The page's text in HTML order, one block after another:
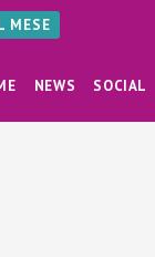
MESE
NEWS SOCIAL